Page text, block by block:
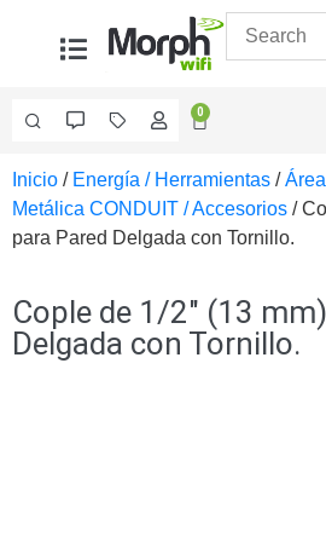
0
Videovigilancia
Accesorios
Generales
Ethernet y
FibraAccesorios
para
Inicio / Energía / Herramientas /
Metálica CONDUIT / Accesorios /
para Pared Delgada con Tornillo.
Cople de 1/2″ (13
Delgada con Tornillo.